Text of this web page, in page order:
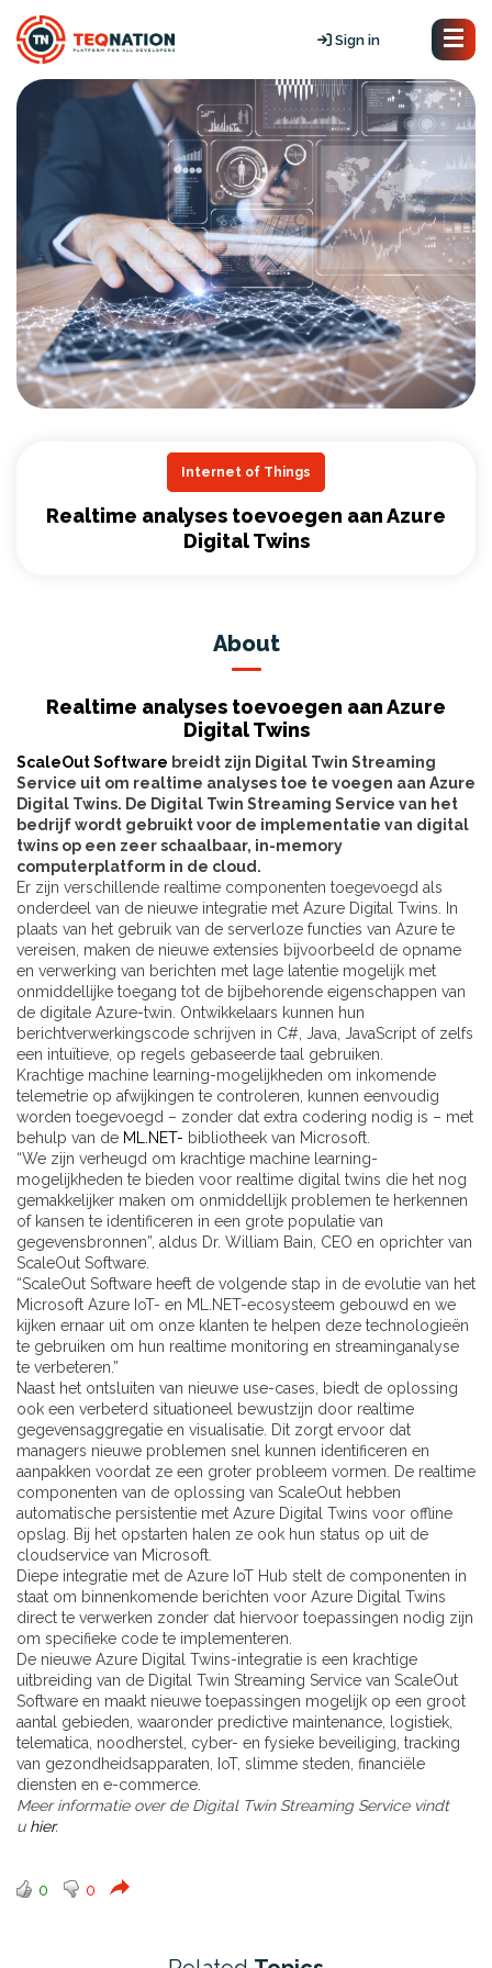
Sign in
Internet of Things
Realtime analyses toevoegen aan Azure
Digital Twins
About
Realtime analyses toevoegen aan Azure
Digital Twins
ScaleOut Software breidt zijn Digital Twin Streaming
Service uit om realtime analyses toe te voegen aan Azure
Digital Twins. De Digital Twin Streaming Service van het
bedrijf wordt gebruikt voor de implementatie van digital
twins op een zeer schaalbaar, in-memory
computerplatform in de cloud.
Er zijn verschillende realtime componenten toegevoegd als
onderdeel van de nieuwe integratie met Azure Digital Twins. In
plaats van het gebruik van de serverloze functies van Azure te
vereisen, maken de nieuwe extensies bijvoorbeeld de opname
en verwerking van berichten met lage latentie mogelijk met
onmiddellijke toegang tot de bijbehorende eigenschappen van
de digitale Azure-twin. Ontwikkelaars kunnen hun
berichtverwerkingscode schrijven in C#, Java, JavaScript of zelfs
een intuïtieve, op regels gebaseerde taal gebruiken.
Krachtige machine learning-mogelijkheden om inkomende
telemetrie op afwijkingen te controleren, kunnen eenvoudig
worden toegevoegd – zonder dat extra codering nodig is – met
behulp van de ML.NET- bibliotheek van Microsoft.
“We zijn verheugd om krachtige machine learning-
mogelijkheden te bieden voor realtime digital twins die het nog
gemakkelijker maken om onmiddellijk problemen te herkennen
of kansen te identificeren in een grote populatie van
gegevensbronnen”, aldus Dr. William Bain, CEO en oprichter van
ScaleOut Software.
“ScaleOut Software heeft de volgende stap in de evolutie van het
Microsoft Azure IoT- en ML.NET-ecosysteem gebouwd en we
kijken ernaar uit om onze klanten te helpen deze technologieën
te gebruiken om hun realtime monitoring en streaminganalyse
te verbeteren.”
Naast het ontsluiten van nieuwe use-cases, biedt de oplossing
ook een verbeterd situationeel bewustzijn door realtime
gegevensaggregatie en visualisatie. Dit zorgt ervoor dat
managers nieuwe problemen snel kunnen identificeren en
aanpakken voordat ze een groter probleem vormen. De realtime
componenten van de oplossing van ScaleOut hebben
automatische persistentie met Azure Digital Twins voor offline
opslag. Bij het opstarten halen ze ook hun status op uit de
cloudservice van Microsoft.
Diepe integratie met de Azure IoT Hub stelt de componenten in
staat om binnenkomende berichten voor Azure Digital Twins
direct te verwerken zonder dat hiervoor toepassingen nodig zijn
om specifieke code te implementeren.
De nieuwe Azure Digital Twins-integratie is een krachtige
uitbreiding van de Digital Twin Streaming Service van ScaleOut
Software en maakt nieuwe toepassingen mogelijk op een groot
aantal gebieden, waaronder predictive maintenance, logistiek,
telematica, noodherstel, cyber- en fysieke beveiliging, tracking
van gezondheidsapparaten, IoT, slimme steden, financiële
diensten en e-commerce.
Meer informatie over de Digital Twin Streaming Service vindt
u hier.
0 0